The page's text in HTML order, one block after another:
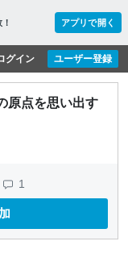
アプリで開く
ユーザー登録
グイン
原点を思い出す
1